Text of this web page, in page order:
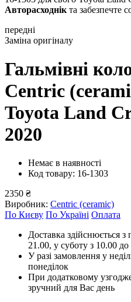
Авторасходнік та забезпечте
передні
Заміна оригіналу
Гальмівні
Centric
Toyota Land
2020
Немає в наявності
Код товару: 16-1303
2350 ₴
Виробник: Centric (ceramic)
По Києву По Україні Оплата
Доставка здійснюється
21.00, у суботу з 10.00
У разі замовлення у
понеділок
При додатковому
зручний для Вас день